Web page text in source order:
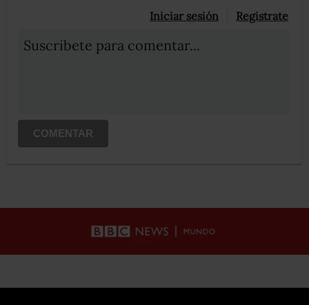
Iniciar sesión Registrate
Suscribete para comentar...
COMENTAR